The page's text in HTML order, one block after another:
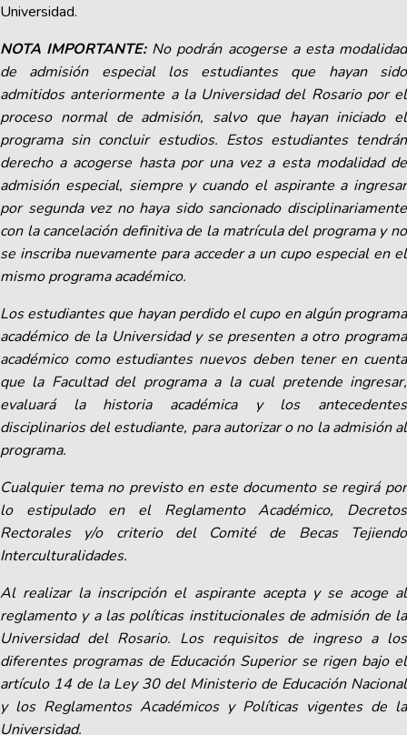
Universidad.
NOTA IMPORTANTE: No podrán acogerse a esta modalidad
de admisión especial los estudiantes que hayan sido
admitidos anteriormente a la Universidad del Rosario por el
proceso normal de admisión, salvo que hayan iniciado el
programa sin concluir estudios. Estos estudiantes tendrán
derecho a acogerse hasta por una vez a esta modalidad de
admisión especial, siempre y cuando el aspirante a ingresar
por segunda vez no haya sido sancionado disciplinariamente
con la cancelación definitiva de la matrícula del programa y no
se inscriba nuevamente para acceder a un cupo especial en el
mismo programa académico.
Los estudiantes que hayan perdido el cupo en algún programa
académico de la Universidad y se presenten a otro programa
académico como estudiantes nuevos deben tener en cuenta
que la Facultad del programa a la cual pretende ingresar,
evaluará la historia académica y los antecedentes
disciplinarios del estudiante, para autorizar o no la admisión al
programa.
Cualquier tema no previsto en este documento se regirá por
lo estipulado en el Reglamento Académico, Decretos
Rectorales y/o criterio del Comité de Becas Tejiendo
Interculturalidades.
Al realizar la inscripción el aspirante acepta y se acoge al
reglamento y a las políticas institucionales de admisión de la
Universidad del Rosario. Los requisitos de ingreso a los
diferentes programas de Educación Superior se rigen bajo el
artículo 14 de la Ley 30 del Ministerio de Educación Nacional
y los Reglamentos Académicos y Políticas vigentes de la
Universidad.